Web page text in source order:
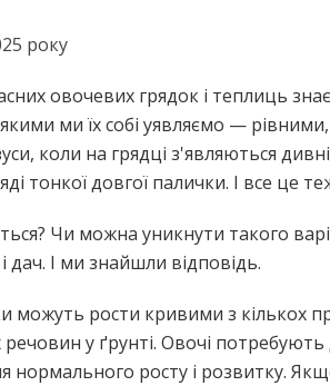
року
овочевих грядок і теплиць
ми їх собі уявляємо —
коли на грядці з'являються
тонкої довгої палички. І все це
Чи можна уникнути такого
дач. І ми знайшли відповідь.
можуть рости кривими з кількох
у ґрунті. Овочі потребують
нормального росту і розвитку.